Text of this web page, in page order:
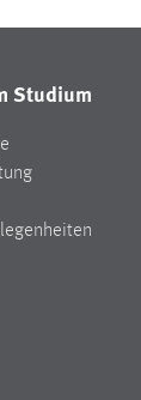
Studium